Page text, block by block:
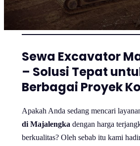
Sewa Excavator
– Solusi Tepat
Berbagai Proyek
Apakah Anda sedang mencari
di Majalengka dengan harga
berkualitas? Oleh sebab itu kami